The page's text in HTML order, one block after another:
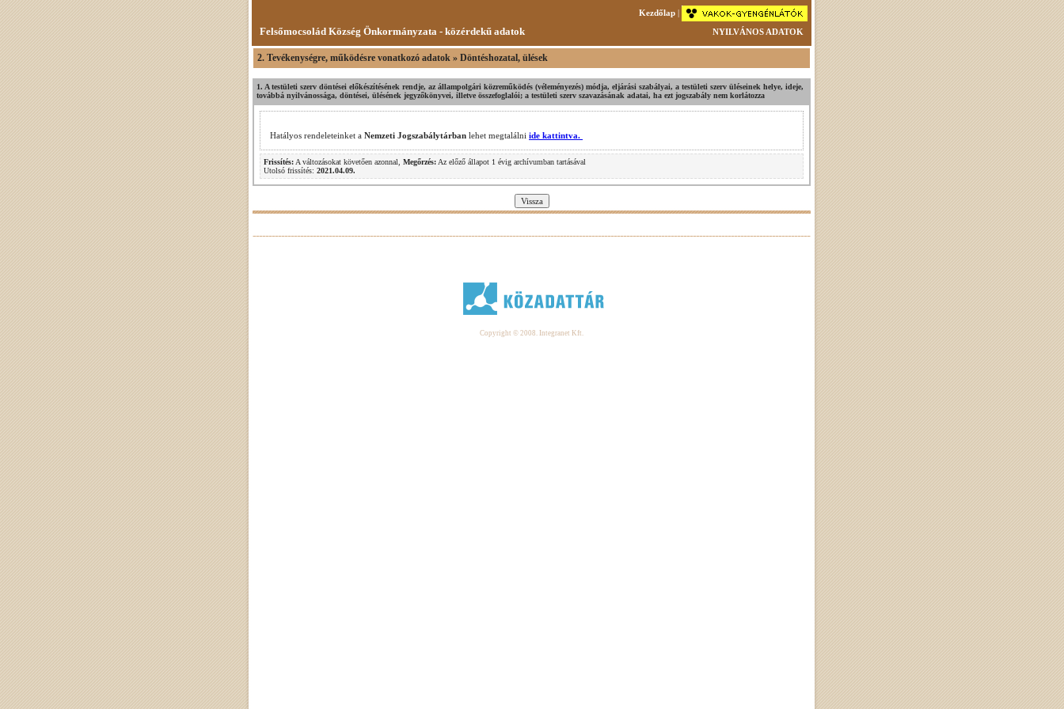
Kezdőlap |
Felsőmocsolád Község Önkormányzata - közérdekű adatok NYILVÁNOS ADATOK
2. Tevékenységre, működésre vonatkozó adatok » Döntéshozatal, ülések
1. A testületi szerv döntései előkészítésének rendje, az állampolgári közreműködés (véleményezés) módja, eljárási szabályai, a testületi szerv üléseinek helye, ideje,
továbbá nyilvánossága, döntései, ülésének jegyzőkönyvei, illetve összefoglalói; a testületi szerv szavazásának adatai, ha ezt jogszabály nem korlátozza
Hatályos rendeleteinket a Nemzeti Jogszabálytárban lehet megtalálni ide kattintva.
Frissítés: A változásokat követően azonnal, Megőrzés: Az előző állapot 1 évig archívumban tartásával
Utolsó frissítés: 2021.04.09.
Copyright © 2008. Integranet Kft.